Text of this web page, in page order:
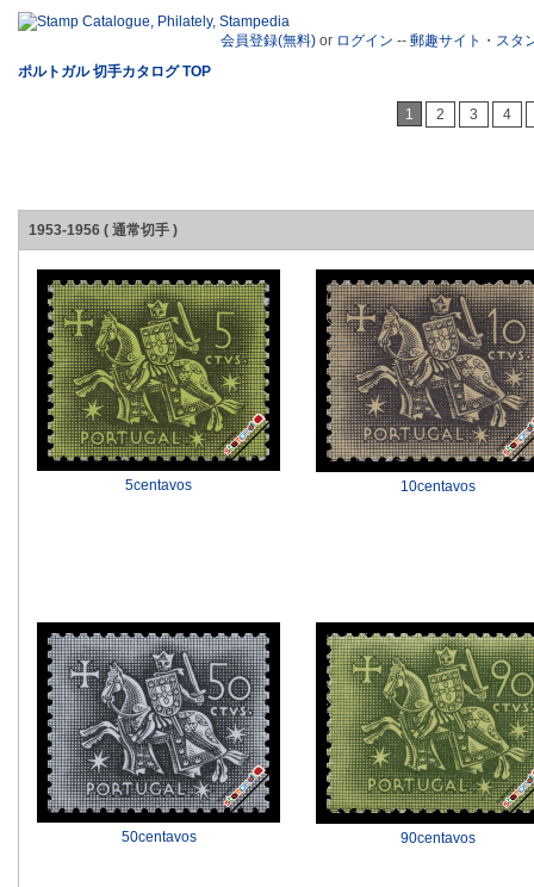
会員登録(無料) or ログイン -- 郵趣サイト・スタ
ポルトガル 切手カタログ TOP
1 2 3 4
1953-1956 ( 通常切手 )
5centavos 10centavos
50centavos 90centavos